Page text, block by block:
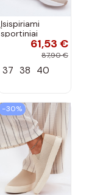
Įsispiriami
sportiniai
bateliai Kobbo
102425 smėlio
61,53 €
87,90 €
37 38 40
−30%